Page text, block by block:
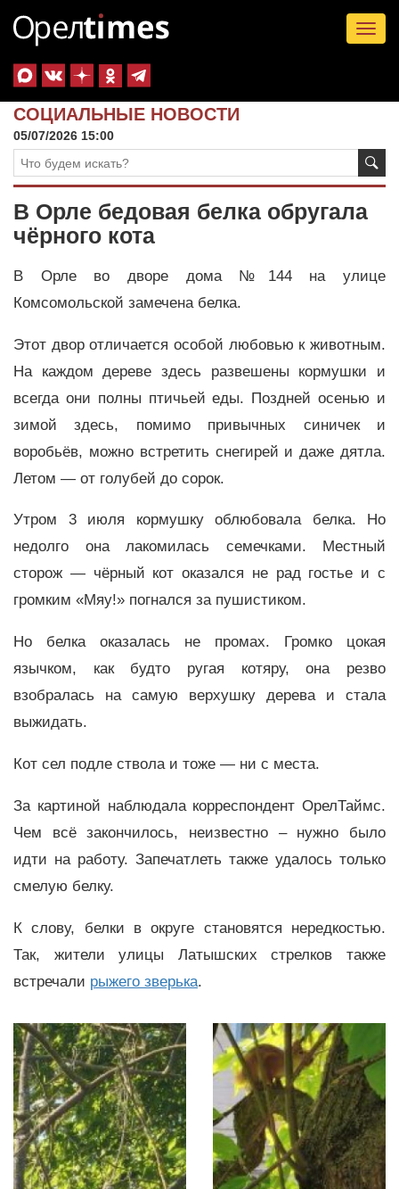
СОЦИАЛЬНЫЕ НОВОСТИ
05/07/2026 15:00
В Орле бедовая белка обругала
чёрного кота
В Орле во дворе дома №144 на улице
Комсомольской замечена белка.
Этот двор отличается особой любовью к животным.
На каждом дереве здесь развешены кормушки и
всегда они полны птичьей еды. Поздней осенью и
зимой здесь, помимо привычных синичек и
воробьёв, можно встретить снегирей и даже дятла.
Летом — от голубей до сорок.
Утром 3 июля кормушку облюбовала белка. Но
недолго она лакомилась семечками. Местный
сторож — чёрный кот оказался не рад гостье и с
громким «Мяу!» погнался за пушистиком.
Но белка оказалась не промах. Громко цокая
язычком, как будто ругая котяру, она резво
взобралась на самую верхушку дерева и стала
выжидать.
Кот сел подле ствола и тоже — ни с места.
За картиной наблюдала корреспондент ОрелТаймс.
Чем всё закончилось, неизвестно – нужно было
идти на работу. Запечатлеть также удалось только
смелую белку.
К слову, белки в округе становятся нередкостью.
Так, жители улицы Латышских стрелков также
встречали рыжего зверька.